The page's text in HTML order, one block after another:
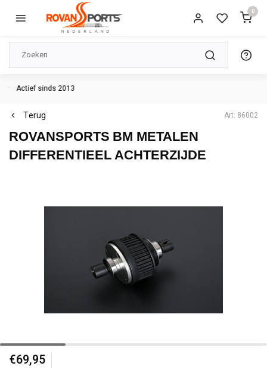
0
Actief sinds 2013
Terug Art: 86002
ROVANSPORTS BM METALEN
DIFFERENTIEEL ACHTERZIJDE
€69,95